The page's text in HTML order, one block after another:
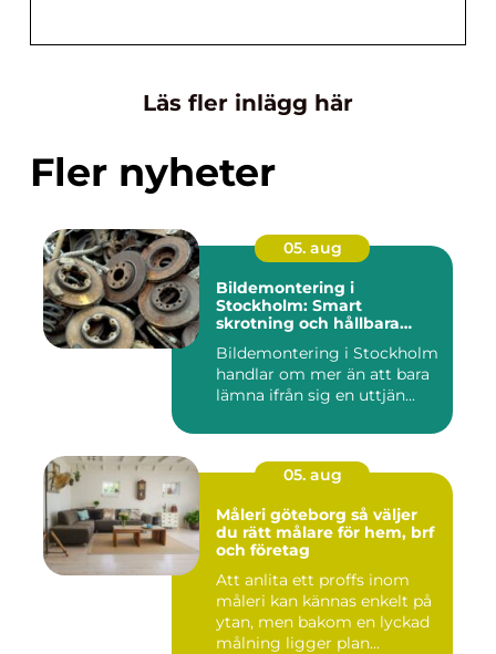
Läs fler inlägg här
Fler nyheter
05. aug
Bildemontering i
Stockholm: Smart
skrotning och hållbara
Bildemontering i Stockholm
handlar om mer än att bara
lämna ifrån sig en uttjän...
05. aug
Måleri göteborg så väljer
du rätt målare för hem, brf
och företag
Att anlita ett proffs inom
måleri kan kännas enkelt på
ytan, men bakom en lyckad
målning ligger plan...